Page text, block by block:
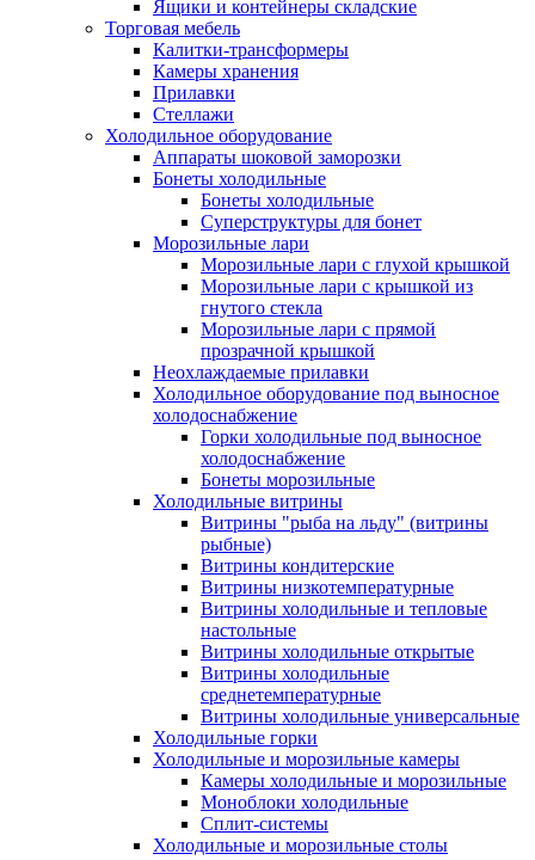
Ящики и контейнеры складские
Торговая мебель
Калитки-трансформеры
Камеры хранения
Прилавки
Стеллажи
Холодильное оборудование
Аппараты шоковой заморозки
Бонеты холодильные
Бонеты холодильные
Суперструктуры для бонет
Морозильные лари
Морозильные лари с глухой крышкой
Морозильные лари с крышкой из
гнутого стекла
Морозильные лари с прямой
прозрачной крышкой
Неохлаждаемые прилавки
Холодильное оборудование под выносное
холодоснабжение
Горки холодильные под выносное
холодоснабжение
Бонеты морозильные
Холодильные витрины
Витрины "рыба на льду" (витрины
рыбные)
Витрины кондитерские
Витрины низкотемпературные
Витрины холодильные и тепловые
настольные
Витрины холодильные открытые
Витрины холодильные
среднетемпературные
Витрины холодильные универсальные
Холодильные горки
Холодильные и морозильные камеры
Камеры холодильные и морозильные
Моноблоки холодильные
Сплит-системы
Холодильные и морозильные столы